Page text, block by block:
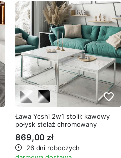
favorite_border
Ława Yoshi 2w1 stolik kawowy
połysk stelaż chromowany
869,00 zł
26 dni roboczych